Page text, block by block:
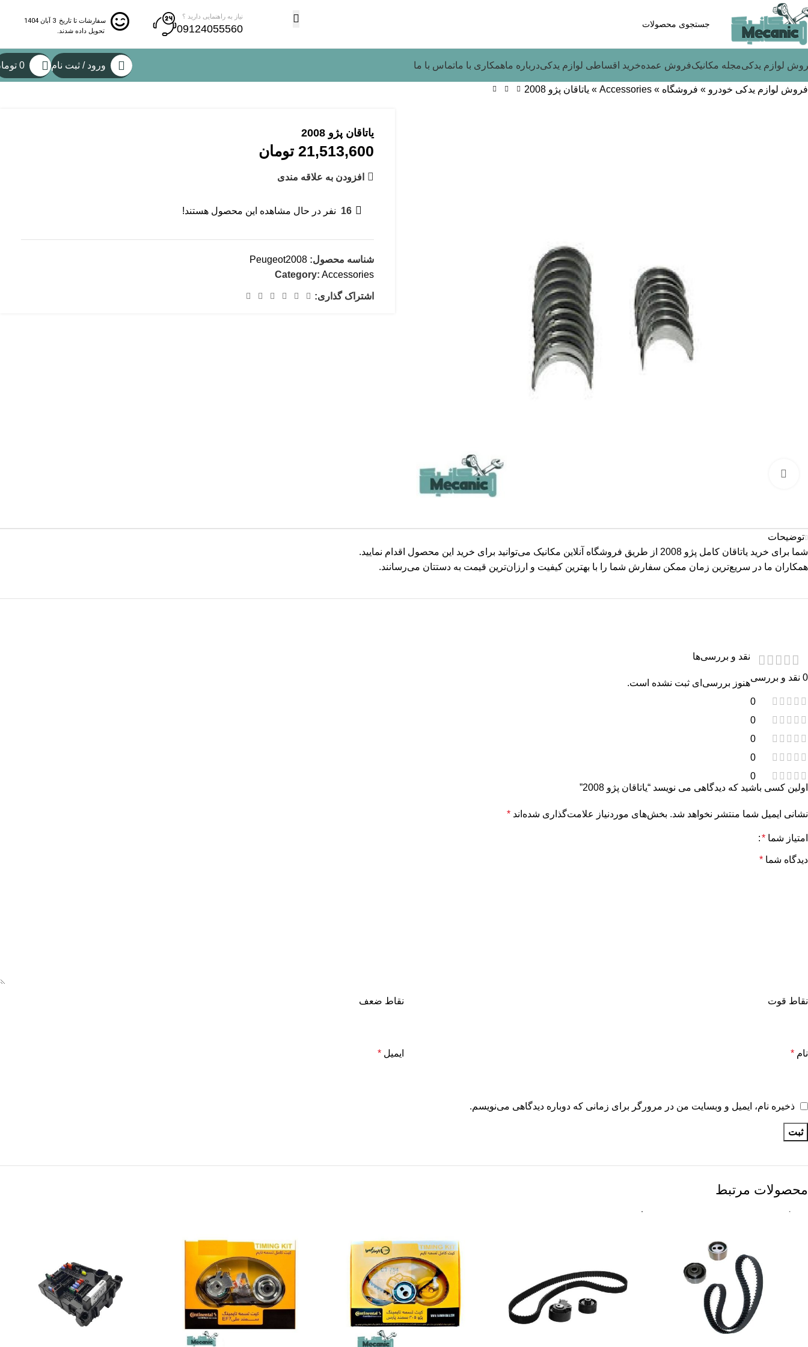
نیاز به راهنمایی دارید ؟
09124055560
سفارشات تا تاریخ 3 آبان 1404
تحویل داده شدند.
لوازم یدکیمجله مکانیکفروش عمدهخرید اقساطی لوازم یدکیدرباره ماهمکاری با ماتماس با ما ورود / ثبت نام 0
فروش لوازم یدکی خودرو » فروشگاه »
Accessories
» یاتاقان پژو 2008
یاتاقان پژو 2008
21,513,600 تومان
افزودن به علاقه مندی
16 نفر در حال مشاهده این محصول هستند!
شناسه محصول: Peugeot2008
Category: Accessories
اشتراک گذاری:
توضیحات
شما برای خرید یاتاقان کامل پژو 2008 از طریق
فروشگاه آنلاین مکانیک می‌توانید برای خرید این محصول اقدام نمایید.
همکاران ما در سریع‌ترین زمان ممکن سفارش شما را با بهترین کیفیت و ارزان‌ترین قیمت به دستتان می‌رسانند.
0 نقد و بررسی
0
0
0
0
0
نقد و بررسی‌ها
هنوز بررسی‌ای ثبت نشده است.
اولین کسی باشید که دیدگاهی می نویسد “یاتاقان پژو 2008”
نشانی ایمیل شما منتشر نخواهد شد. بخش‌های موردنیاز علامت‌گذاری شده‌اند *
امتیاز شما *
دیدگاه شما *
نقاط قوت نقاط ضعف
نام * ایمیل *
ذخیره نام، ایمیل و وبسایت من در مرورگر برای زمانی که دوباره دیدگاهی می‌نویسم.
محصولات مرتبط